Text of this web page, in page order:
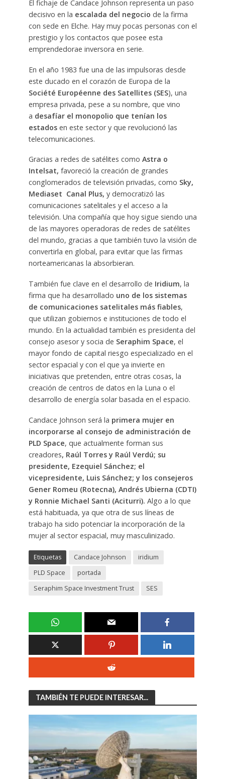
El fichaje de Candace Johnson representa un paso
decisivo en la escalada del negocio de la firma
con sede en Elche. Hay muy pocas personas con el
prestigio y los contactos que posee esta
emprendedorae inversora en serie.
En el año 1983 fue una de las impulsoras desde
este ducado en el corazón de Europa de la
Société Européenne des Satellites (SES), una
empresa privada, pese a su nombre, que vino
a desafíar el monopolio que tenían los
estados en este sector y que revolucionó las
telecomunicaciones.
Gracias a redes de satélites como Astra o
Intelsat, favoreció la creación de grandes
conglomerados de televisión privadas, como Sky,
Mediaset Canal Plus, y democratizó las
comunicaciones satelitales y el acceso a la
televisión. Una compañía que hoy sigue siendo una
de las mayores operadoras de redes de satélites
del mundo, gracias a que también tuvo la visión de
convertirla en global, para evitar que las firmas
norteamericanas la absorbieran.
También fue clave en el desarrollo de Iridium, la
firma que ha desarrollado uno de los sistemas
de comunicaciones satelitales más fiables,
que utilizan gobiernos e instituciones de todo el
mundo. En la actualidad también es presidenta del
consejo asesor y socia de Seraphim Space, el
mayor fondo de capital riesgo especializado en el
sector espacial y con el que ya invierte en
iniciativas que pretenden, entre otras cosas, la
creación de centros de datos en la Luna o el
desarrollo de energía solar basada en el espacio.
Candace Johnson será la primera mujer en
incorporarse al consejo de administración de
PLD Space, que actualmente forman sus
creadores, Raúl Torres y Raúl Verdú; su
presidente, Ezequiel Sánchez; el
vicepresidente, Luis Sánchez; y los consejeros
Gener Romeu (Rotecna), Andrés Ubierna (CDTI)
y Ronnie Michael Santi (Aciturri). Algo a lo que
está habituada, ya que otra de sus líneas de
trabajo ha sido potenciar la incorporación de la
mujer al sector espacial, muy masculinizado.
Etiquetas Candace Johnson
iridium
PLD Space
portada
Seraphim Space Investment Trust
SES
TAMBIÉN TE PUEDE INTERESAR...